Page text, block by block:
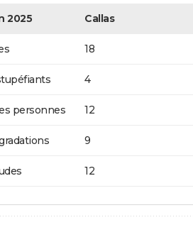
2025 Callas
18
4
personnes 12
9
12